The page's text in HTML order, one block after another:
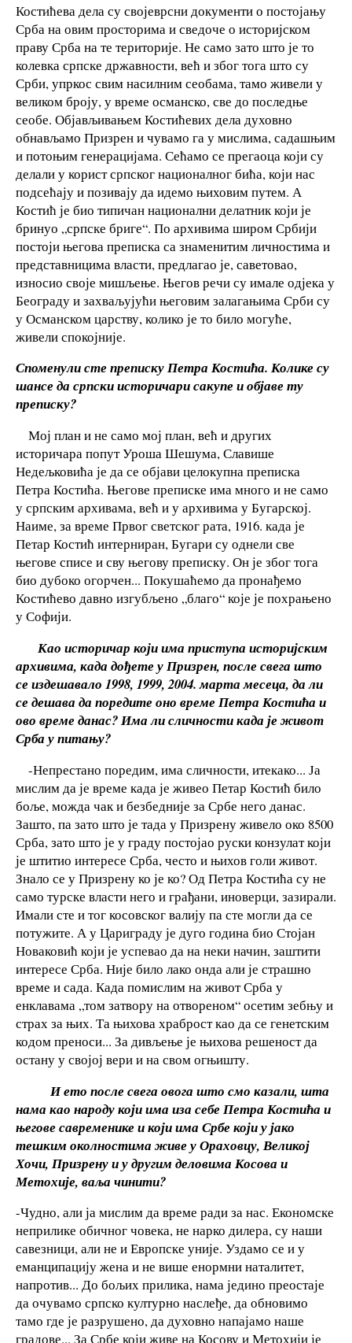
Костићева дела су својеврсни документи о постојању
Срба на овим просторима и сведоче о историјском
праву Срба на те територије. Не само зато што је то
колевка српске државности, већ и због тога што су
Срби, упркос свим насилним сеобама, тамо живели у
великом броју, у време османско, све до последње
сеобе. Објављивањем Костићевих дела духовно
обнављамо Призрен и чувамо га у мислима, садашњим
и потоњим генерацијама. Сећамо се прегаоца који су
делали у корист српског националног бића, који нас
подсећају и позивају да идемо њиховим путем. А
Костић је био типичан национални делатник који је
бринуо „српске бриге“. По архивима широм Србији
постоји његова преписка са знаменитим личностима и
представницима власти, предлагао је, саветовао,
износио своје мишљење. Његов речи су имале одјека у
Београду и захваљујући његовим залагањима Срби су
у Османском царству, колико је то било могуће,
живели спокојније.
Споменули сте преписку Петра Костића. Колике су
шансе да српски историчари сакупе и објаве ту
преписку?
Мој план и не само мој план, већ и других
историчара попут Уроша Шешума, Славише
Недељковића је да се објави целокупна преписка
Петра Костића. Његове преписке има много и не само
у српским архивама, већ и у архивима у Бугарској.
Наиме, за време Првог светског рата, 1916. када је
Петар Костић интерниран, Бугари су однели све
његове списе и сву његову преписку. Он је због тога
био дубоко огорчен... Покушаћемо да пронађемо
Костићево давно изгубљено „благо“ које је похрањено
у Софији.
Као историчар који има приступа историјским
архивима, када дођете у Призрен, после свега што
се издешавало 1998, 1999, 2004. марта месеца, да ли
се дешава да поредите оно време Петра Костића и
ово време данас? Има ли сличности када је живот
Срба у питању?
-Непрестано поредим, има сличности, итекако... Ја
мислим да је време када је живео Петар Костић било
боље, можда чак и безбедније за Србе него данас.
Зашто, па зато што је тада у Призрену живело око 8500
Срба, зато што је у граду постојао руски конзулат који
је штитио интересе Срба, често и њихов голи живот.
Знало се у Призрену ко је ко? Од Петра Костића су не
само турске власти него и грађани, иноверци, зазирали.
Имали сте и тог косовског валију па сте могли да се
потужите. А у Цариграду је дуго година био Стојан
Новаковић који је успевао да на неки начин, заштити
интересе Срба. Није било лако онда али је страшно
време и сада. Када помислим на живот Срба у
енклавама „том затвору на отвореном“ осетим зебњу и
страх за њих. Та њихова храброст као да се генетским
кодом преноси... За дивљење је њихова решеност да
остану у својој вери и на свом огњишту.
И ето после свега овога што смо казали, шта
нама као народу који има иза себе Петра Костића и
његове савременике и који има Србе који у јако
тешким околностима живе у Ораховцу, Великој
Хочи, Призрену и у другим деловима Косова и
Метохије, ваља чинити?
-Чудно, али ја мислим да време ради за нас. Економске
неприлике обичног човека, не нарко дилера, су наши
савезници, али не и Европске уније. Уздамо се и у
еманципацију жена и не више енормни наталитет,
напротив... До бољих прилика, нама једино преостаје
да очувамо српско културно наслеђе, да обновимо
тамо где је разрушено, да духовно напајамо наше
градове... За Србе који живе на Косову и Метохији је